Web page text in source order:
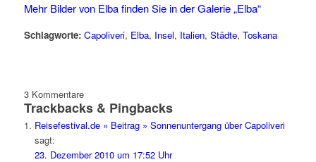
Mehr Bilder von Elba finden Sie in der Galerie „Elba“
Schlagworte: Capoliveri, Elba, Insel, Italien, Städte, Toskana
3 Kommentare
Trackbacks & Pingbacks
Reisefestival.de » Beitrag » Sonnenuntergang über Capoliveri
sagt:
23. Dezember 2010 um 17:52 Uhr